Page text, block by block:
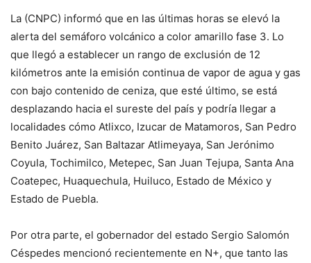
La (CNPC) informó que en las últimas horas se elevó la
alerta del semáforo volcánico a color amarillo fase 3. Lo
que llegó a establecer un rango de exclusión de 12
kilómetros ante la emisión continua de vapor de agua y gas
con bajo contenido de ceniza, que esté último, se está
desplazando hacia el sureste del país y podría llegar a
localidades cómo Atlixco, Izucar de Matamoros, San Pedro
Benito Juárez, San Baltazar Atlimeyaya, San Jerónimo
Coyula, Tochimilco, Metepec, San Juan Tejupa, Santa Ana
Coatepec, Huaquechula, Huiluco, Estado de México y
Estado de Puebla.
Por otra parte, el gobernador del estado Sergio Salomón
Céspedes mencionó recientemente en N+, que tanto las